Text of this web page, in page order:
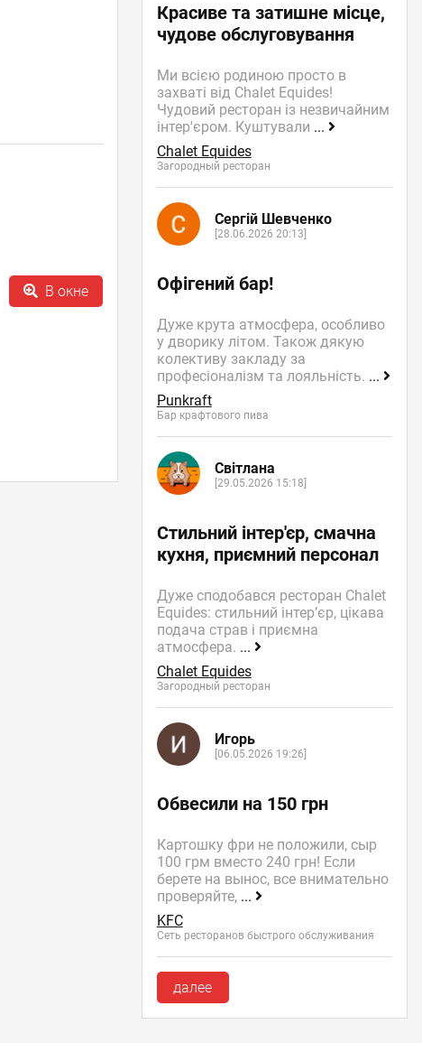
В окне
Красиве та затишне місце,
чудове обслуговування
Ми всією родиною просто в
захваті від Chalet Equides!
Чудовий ресторан із незвичайним
інтер'єром. Куштували ...
Chalet Equides
Загородный ресторан
Сергій Шевченко
[28.06.2026 20:13]
Офігений бар!
Дуже крута атмосфера, особливо
у дворику літом. Також дякую
колективу закладу за
професіоналізм та лояльність. ...
Punkraft
Бар крафтового пива
Світлана
[29.05.2026 15:18]
Стильний інтер'єр, смачна
кухня, приємний персонал
Дуже сподобався ресторан Chalet
Equides: стильний інтер’єр, цікава
подача страв і приємна
атмосфера. ...
Chalet Equides
Загородный ресторан
Игорь
[06.05.2026 19:26]
Обвесили на 150 грн
Картошку фри не положили, сыр
100 грм вместо 240 грн! Если
берете на вынос, все внимательно
проверяйте, ...
KFC
Сеть ресторанов быстрого обслуживания
далее